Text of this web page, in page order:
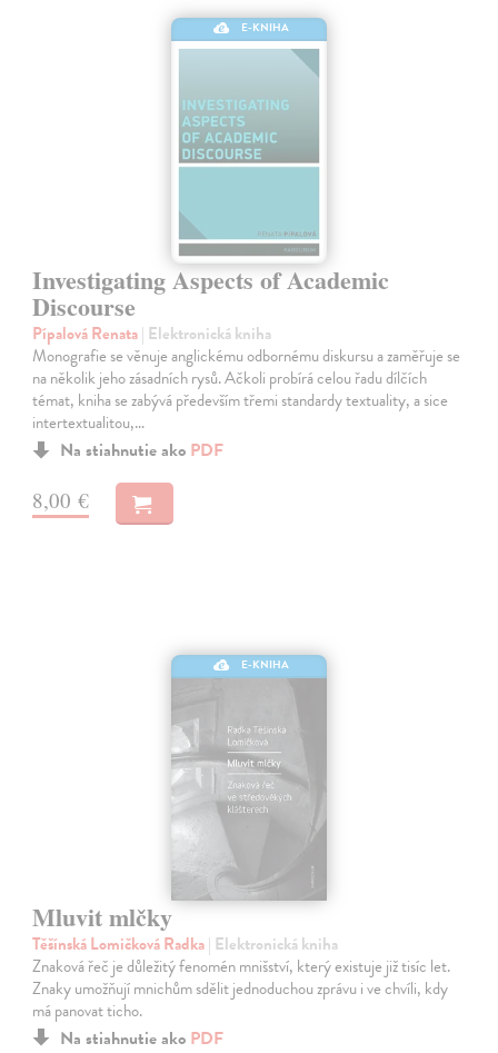
E-KNIHA
Investigating Aspects of Academic
Discourse
Pípalová Renata| Elektronická kniha
Monografie se věnuje anglickému odbornému diskursu a zaměřuje se
na několik jeho zásadních rysů. Ačkoli probírá celou řadu dílčích
témat, kniha se zabývá především třemi standardy textuality, a sice
intertextualitou,…
Na stiahnutie ako PDF
8,00 €
E-KNIHA
Mluvit mlčky
Těšínská Lomičková Radka| Elektronická kniha
Znaková řeč je důležitý fenomén mnišství, který existuje již tisíc let.
Znaky umožňují mnichům sdělit jednoduchou zprávu i ve chvíli, kdy
má panovat ticho.
Na stiahnutie ako PDF